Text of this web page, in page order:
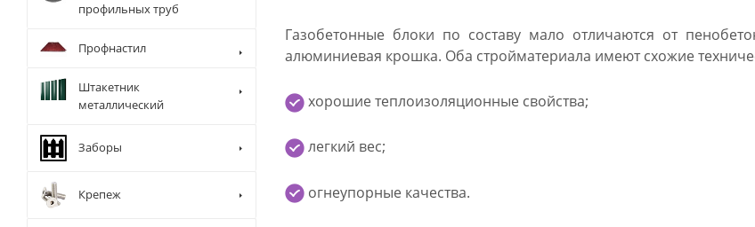
Газобетонные блоки по составу мало отличаются от
алюминиевая крошка. Оба стройматериала имеют схожие
хорошие теплоизоляционные свойства;
легкий вес;
огнеупорные качества.
профильных труб
Профнастил
Штакетник
металлический
Заборы
Крепеж